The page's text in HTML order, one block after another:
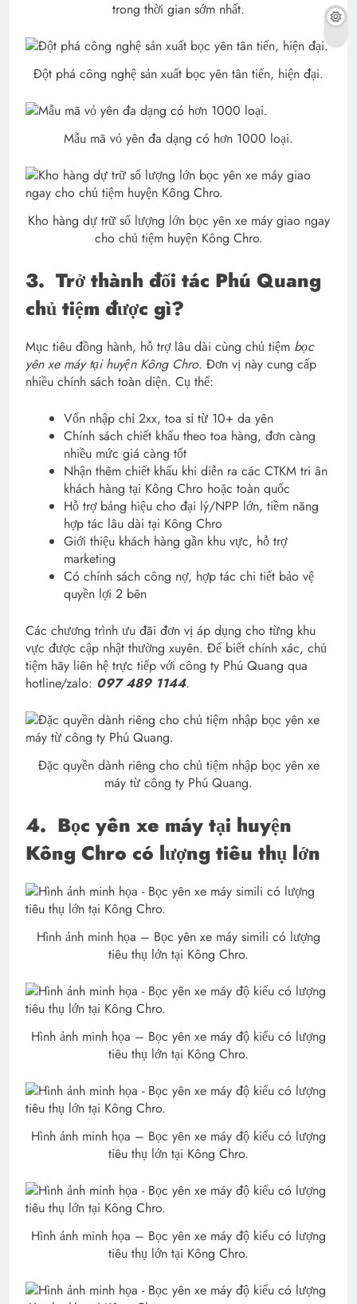
trong thời gian sớm nhất.
Đột phá công nghệ sản xuất bọc yên tân tiến, hiện đại.
Mẫu mã vỏ yên đa dạng có hơn 1000 loại.
Kho hàng dự trữ số lượng lớn bọc yên xe máy giao ngay
cho chủ tiệm huyện Kông Chro.
3. Trở thành đối tác Phú Quang
chủ tiệm được gì?
Mục tiêu đồng hành, hỗ trợ lâu dài cùng chủ tiệm bọc
yên xe máy tại huyện Kông Chro. Đơn vị này cung cấp
nhiều chính sách toàn diện. Cụ thể:
Vốn nhập chỉ 2xx, toa sỉ từ 10+ da yên
Chính sách chiết khấu theo toa hàng, đơn càng
nhiều mức giá càng tốt
Nhận thêm chiết khấu khi diễn ra các CTKM tri ân
khách hàng tại Kông Chro hoặc toàn quốc
Hỗ trợ bảng hiệu cho đại lý/NPP lớn, tiềm năng
hợp tác lâu dài tại Kông Chro
Giới thiệu khách hàng gần khu vực, hỗ trợ
marketing
Có chính sách công nợ, hợp tác chi tiết bảo vệ
quyền lợi 2 bên
Các chương trình ưu đãi đơn vị áp dụng cho từng khu
vực được cập nhật thường xuyên. Để biết chính xác, chủ
tiệm hãy liên hệ trực tiếp với công ty Phú Quang qua
hotline/zalo: 097 489 1144.
Đặc quyền dành riêng cho chủ tiệm nhập bọc yên xe
máy từ công ty Phú Quang.
4. Bọc yên xe máy tại huyện
Kông Chro có lượng tiêu thụ lớn
Hình ảnh minh họa – Bọc yên xe máy simili có lượng
tiêu thụ lớn tại Kông Chro.
Hình ảnh minh họa – Bọc yên xe máy độ kiểu có lượng
tiêu thụ lớn tại Kông Chro.
Hình ảnh minh họa – Bọc yên xe máy độ kiểu có lượng
tiêu thụ lớn tại Kông Chro.
Hình ảnh minh họa – Bọc yên xe máy độ kiểu có lượng
tiêu thụ lớn tại Kông Chro.